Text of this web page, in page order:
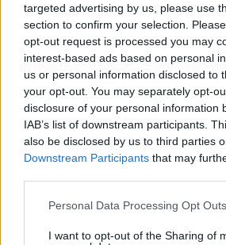
targeted advertising by us, please use
section to confirm your selection.
opt-out request is processed you may
interest-based ads based on personal
us or personal information disclosed to
your opt-out. You may separately opt-
disclosure of your personal information
IAB’s list of downstream participants.
also be disclosed by us to third parties
Downstream Participants that may
Please note that this website/app uses
not limited to your visit or usage
Personal Data Processing Opt Outs
I want to opt-out of the Sharing of
Glomex
d2wwzcgfsp4h)
«Το ζήσαμε από πολύ κοντά
γεγονός. Η Ντέμη είχε
ενοχλήσεις, ωστόσο
γαστρεντερίτιδα οπότε η